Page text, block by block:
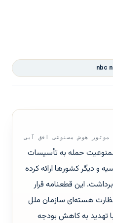
nbc
موتور هوش مصنوعی افق آبی
ممنوعیت حمله به تأسیسات
و دیگر کشورها ارائه کرده
این قطعنامه قرار
هسته‌ای سازمان ملل
تهدید به کاهش بودجه